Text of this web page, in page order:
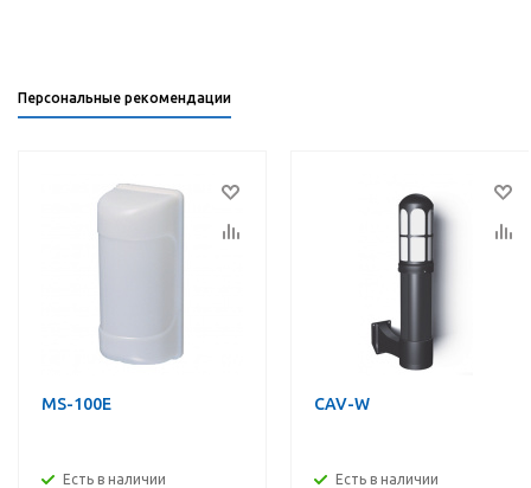
Персональные рекомендации
MS-100E
Есть в наличии
CAV-W
Есть в наличии